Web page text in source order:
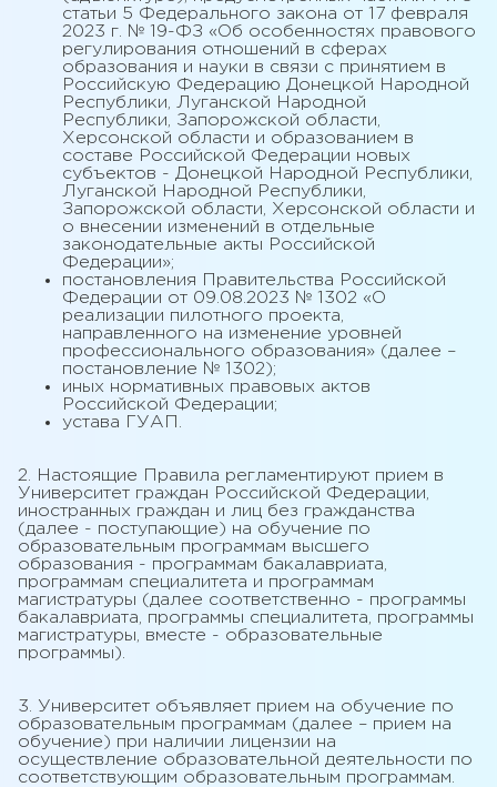
статьи 5 Федерального закона от 17 февраля
2023 г. № 19-ФЗ «Об особенностях правового
регулирования отношений в сферах
образования и науки в связи с принятием в
Российскую Федерацию Донецкой Народной
Республики, Луганской Народной
Республики, Запорожской области,
Херсонской области и образованием в
составе Российской Федерации новых
субъектов - Донецкой Народной Республики,
Луганской Народной Республики,
Запорожской области, Херсонской области и
о внесении изменений в отдельные
законодательные акты Российской
Федерации»;
постановления Правительства Российской
Федерации от 09.08.2023 № 1302 «О
реализации пилотного проекта,
направленного на изменение уровней
профессионального образования» (далее –
постановление № 1302);
иных нормативных правовых актов
Российской Федерации;
устава ГУАП.
2. Настоящие Правила регламентируют прием в
Университет граждан Российской Федерации,
иностранных граждан и лиц без гражданства
(далее - поступающие) на обучение по
образовательным программам высшего
образования - программам бакалавриата,
программам специалитета и программам
магистратуры (далее соответственно - программы
бакалавриата, программы специалитета, программы
магистратуры, вместе - образовательные
программы).
3. Университет объявляет прием на обучение по
образовательным программам (далее – прием на
обучение) при наличии лицензии на
осуществление образовательной деятельности по
соответствующим образовательным программам.